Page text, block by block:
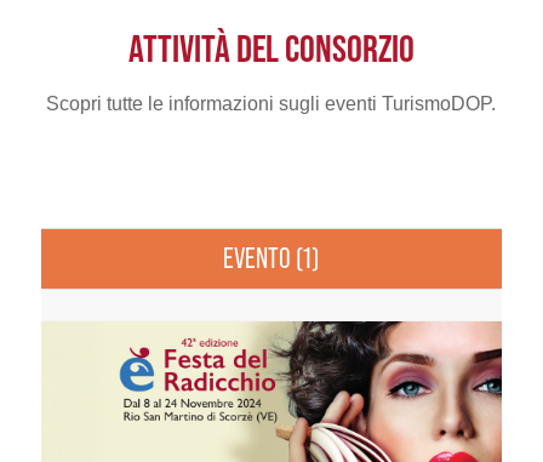
ATTIVITÀ DEL CONSORZIO
Scopri tutte le informazioni sugli eventi TurismoDOP.
EVENTO (1)